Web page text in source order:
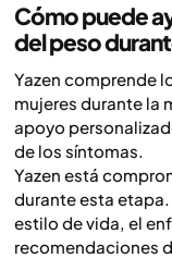
Cómo puede
del peso
Yazen comprende
mujeres durante la
apoyo
de los síntomas.
Yazen está
durante esta
estilo de vida, el
recomendaciones